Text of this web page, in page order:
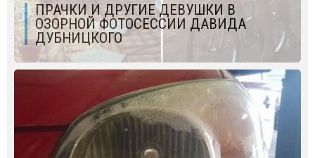
ПРАЧКИ И ДРУГИЕ ДЕВУШКИ В
ОЗОРНОЙ ФОТОСЕССИИ ДАВИДА
ДУБНИЦКОГО